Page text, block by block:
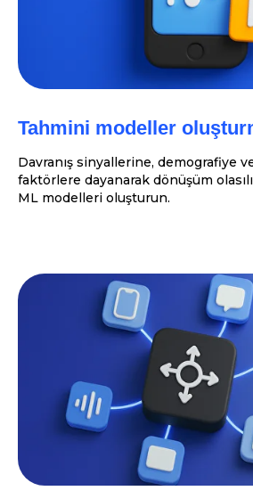
Tahmini modeller
Davranış sinyallerine, demografiye
faktörlere dayanarak dönüşüm
ML modelleri oluşturun.